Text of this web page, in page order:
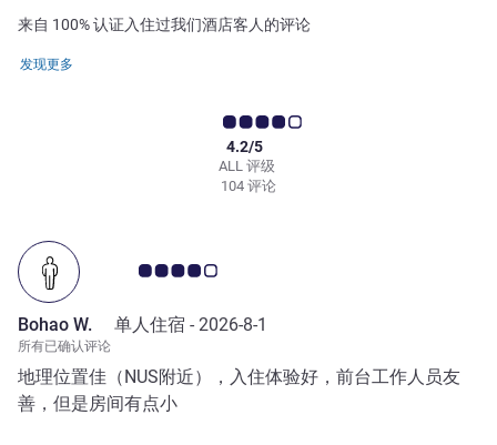
来自 100% 认证入住过我们酒店客人的评论
发现更多
ALL 评级
4.2/5
104 评论
客户意见评级 4.0/5
Bohao W. 单人住宿 - 2026-8-1
所有已确认评论
地理位置佳（NUS附近），入住体验好，前台工作人员友
善，但是房间有点小